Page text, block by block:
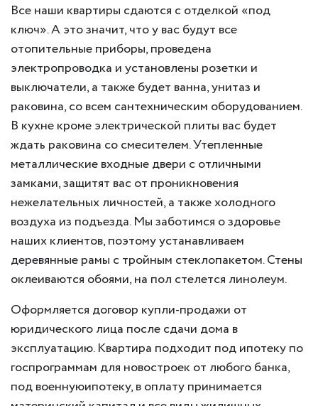
Все наши квартиры сдаются с отделкой «под
ключ». А это значит, что у вас будут все
отопительные приборы, проведена
электропроводка и установлены розетки и
выключатели, а также будет ванна, унитаз и
раковина, со всем сантехническим оборудованием.
В кухне кроме электрической плиты вас будет
ждать раковина со смесителем. Утепленные
металлические входные двери с отличными
замками, защитят вас от проникновения
нежелательных личностей, а также холодного
воздуха из подъезда. Мы заботимся о здоровье
наших клиентов, поэтому устанавливаем
деревянные рамы с тройным стеклопакетом. Стены
оклеиваются обоями, на пол стелется линолеум.
Оформляется договор купли-продажи от
юридического лица после сдачи дома в
эксплуатацию. Квартира подходит под ипотеку по
госпрограммам для новостроек от любого банка,
под военнуюипотеку, в оплату принимается